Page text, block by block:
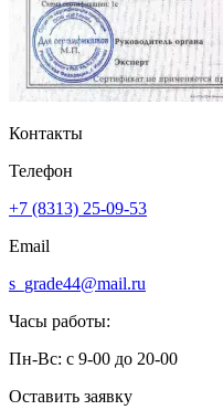
Контакты
Телефон
+7 (8313) 25-09-53
Email
s_grade44@mail.ru
Часы работы:
Пн-Вс: с 9-00 до 20-00
Оставить заявку